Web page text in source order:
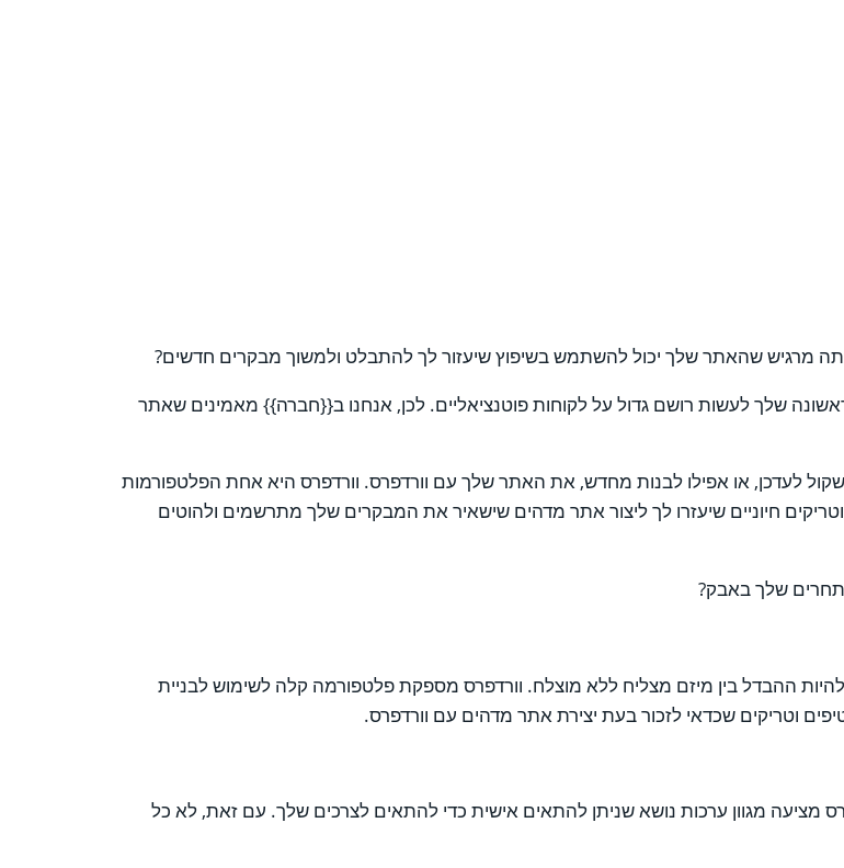
שהאתר שלך יכול להשתמש בשיפוץ שיעזור לך להתבלט ולמשוך מבקרים חדשים?
שלך לעשות רושם גדול על לקוחות פוטנציאליים. לכן, אנחנו ב{{חברה}} מאמינים שאתר
לעדכן, או אפילו לבנות מחדש, את האתר שלך עם וורדפרס. וורדפרס היא אחת הפלטפורמות
חיוניים שיעזרו לך ליצור אתר מדהים שישאיר את המבקרים שלך מתרשמים ולהוטים
שלך באבק?
ההבדל בין מיזם מצליח ללא מוצלח. וורדפרס מספקת פלטפורמה קלה לשימוש לבניית
וטריקים שכדאי לזכור בעת יצירת אתר מדהים עם וורדפרס.
מציעה מגוון ערכות נושא שניתן להתאים אישית כדי להתאים לצרכים שלך. עם זאת, לא כל